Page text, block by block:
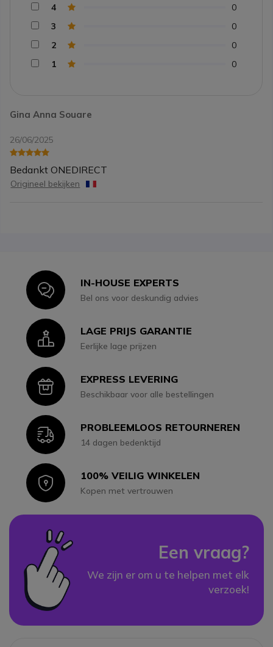
Gina Anna Souare
26/06/2025
Bedankt ONEDIRECT
Origineel bekijken
4
0
3
0
2
0
1
0
IconIN-HOUSE EXPERTS
Bel ons voor deskundig advies
IconLAGE PRIJS GARANTIE
Eerlijke lage prijzen
IconEXPRESS LEVERING
Beschikbaar voor alle bestellingen
IconPROBLEEMLOOS RETOURNEREN
14 dagen bedenktijd
Icon100% VEILIG WINKELEN
Kopen met vertrouwen
Een vraag?
We zijn er om u te helpen met elk
verzoek!